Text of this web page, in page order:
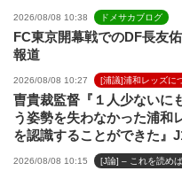
2026/08/08 10:38 ドメサカブログ
FC東京開幕戦でのDF長友
報道
2026/08/08 10:27 [浦議]浦和レッズに
曺貴裁監督『１人少ないに
う姿勢を失わなかった浦和
を認識することができた』
2026/08/08 10:15 [J論] – これを読め